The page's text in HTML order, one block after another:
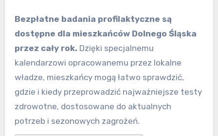
Bezpłatne badania profilaktyczne są
dostępne dla mieszkańców Dolnego Śląska
przez cały rok. Dzięki specjalnemu
kalendarzowi opracowanemu przez lokalne
władze, mieszkańcy mogą łatwo sprawdzić,
gdzie i kiedy przeprowadzić najważniejsze testy
zdrowotne, dostosowane do aktualnych
potrzeb i sezonowych zagrożeń.